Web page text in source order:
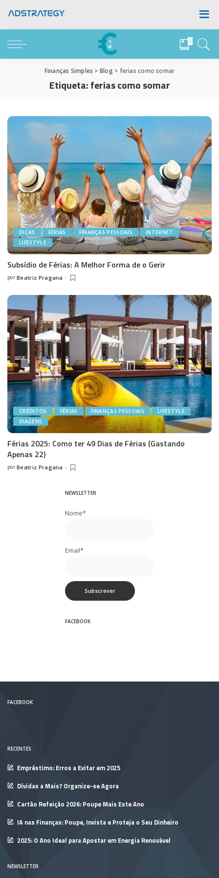
0
Finanças Simples > Blog> ferias como somar
Etiqueta:ferias como somar
DICAS FÉRIAS FINANÇAS PESSOAIS
INTERNET
LIFESTYLE
Subsídio de Férias: A Melhor Forma de o Gerir
Posted
por Beatriz Pragana
CRÉDITOS FÉRIAS FINANÇAS PESSOAIS
LIFESTYLE
VIAGENS
Férias 2025: Como ter 49 Dias de Férias (Gastando
Apenas 22)
Posted
por Beatriz Pragana
NEWSLETTER
Nome*
Email*
FACEBOOK
FACEBOOK
RECENTES
Empréstimo: Erros a Evitar em 2025
Dívidas a Mais? Organize-se Agora
Cartão Refeição 2026: Poupe Mais Este Ano
IA nas Finanças: Poupe, Invista e Proteja o Seu Dinheiro
2025: O Ano Ideal para Apostar em Energia Renovável
NEWSLETTER